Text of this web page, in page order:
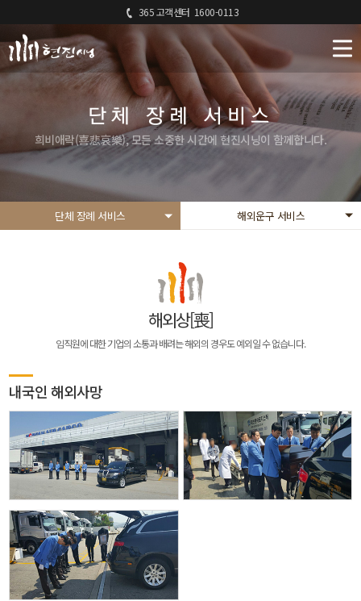
365 고객센터 1600-0113
단체 장례 서비스
희비애락(喜悲哀樂), 모든 소중한 시간에 현진시닝이 함께합니다.
단체 장례 서비스 해외운구 서비스
해외상[喪]
임직원에 대한 기업의 소통과 배려는 해외의 경우도 예외일 수 없습니다.
내국인 해외사망
2015 05 삼성전기 故ㅇㅇㅇ님
2022 HMM 故ooo님
2020 02 LG화학 故ㅇㅇㅇ님